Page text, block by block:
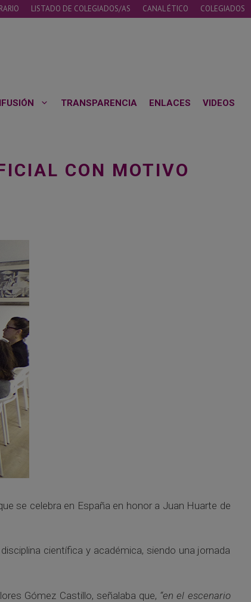
LISTADO DE COLEGIADOS/AS CANAL ÉTICO COLEGIADOS
TRANSPARENCIA ENLACES VIDEOS
CON MOTIVO
se celebra en España en honor a Juan Huarte de
científica y académica, siendo una jornada
Gómez Castillo, señalaba que, “en el escenario